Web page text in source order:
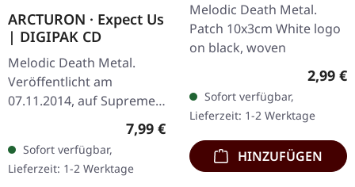
ARCTURON · Expect Us
| DIGIPAK CD
Melodic Death Metal.
Veröffentlicht am
07.11.2014, auf Supreme
Chaos Records. CD im
Digipak. Arcturon liefern
mit „Expect Us" ein
vernichtendes…
Regulärer Preis:
7,99 €
Sofort verfügbar,
Lieferzeit: 1-2 Werktage
Melodic Death Metal.
Patch 10x3cm White logo
on black, woven
2,99 €
Sofort verfügbar,
Lieferzeit: 1-2 Werktage
HINZUFÜGEN